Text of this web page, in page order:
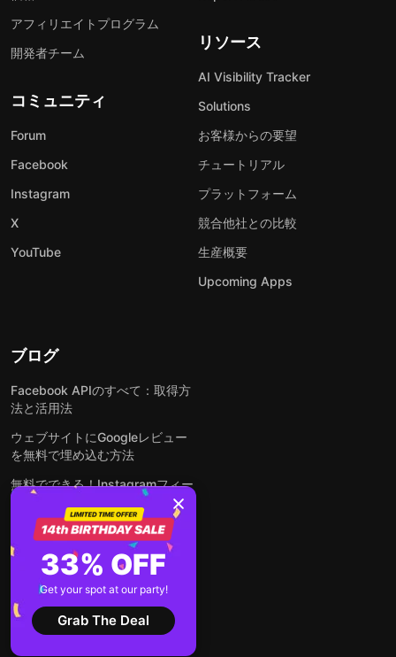
アフィリエイトプログラム
開発者チーム
コミュニティ
Forum
Facebook
Instagram
X
YouTube
リソース
AI Visibility Tracker
Solutions
お客様からの要望
チュートリアル
プラットフォーム
競合他社との比較
生産概要
Upcoming Apps
ブログ
Facebook APIのすべて：取得方
法と活用法
ウェブサイトにGoogleレビュー
を無料で埋め込む方法
無料でできる！Instagramフィー
ドをウェブサイトに埋め込む方法
どんなウェブサイトにも無料でフ
ォームを埋め込む方法
WordPressサイトにLinkedInフ
ィードを埋め込む方法は？
全ての投稿を見る
33% OFF
Get your spot at our party!
Grab The Deal